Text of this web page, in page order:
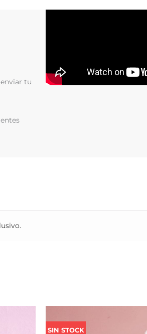
tu
SIN STOCK